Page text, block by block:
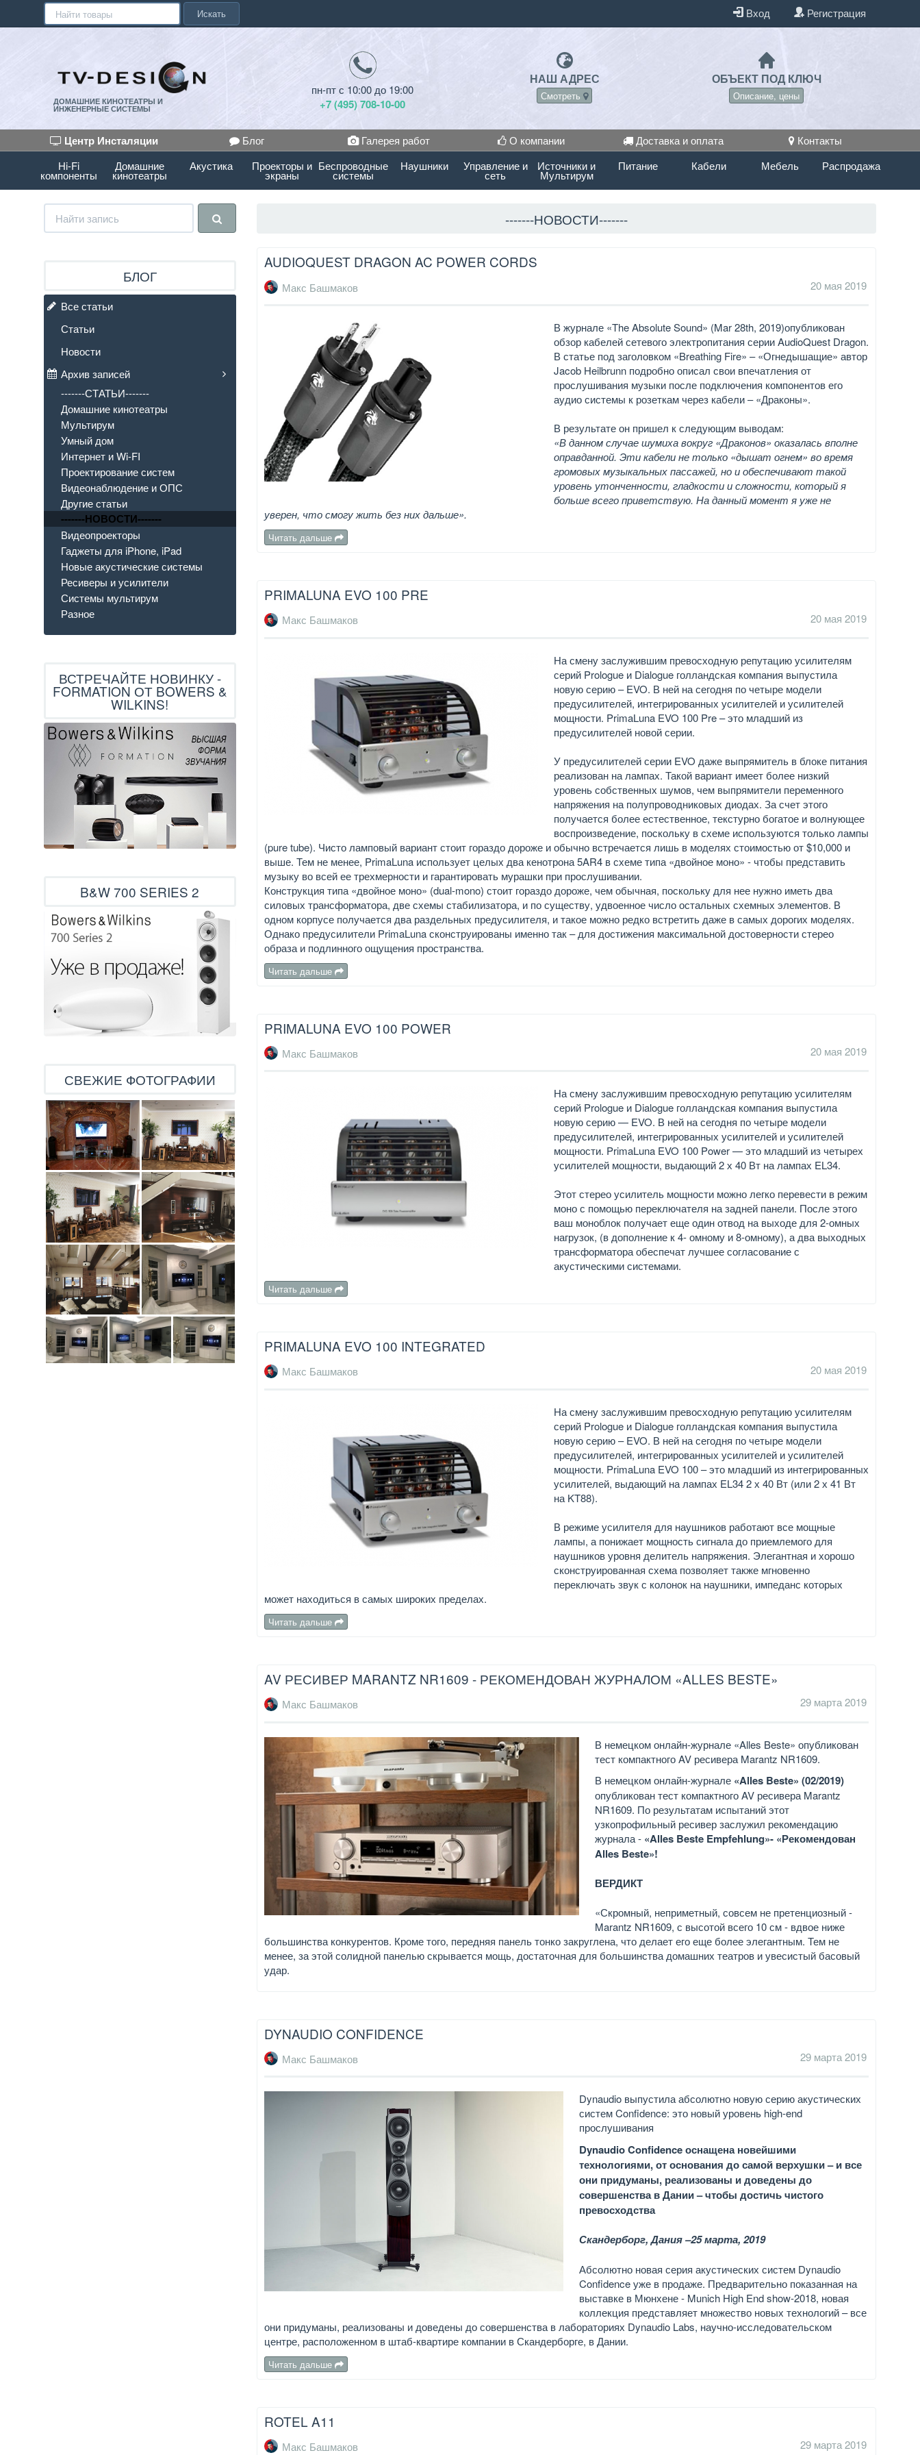
Искать Вход Регистрация
ДОМАШНИЕ КИНОТЕАТРЫ И
ИНЖЕНЕРНЫЕ СИСТЕМЫ
пн-пт с 10:00 до 19:00
+7 (495) 708-10-00
НАШ АДРЕС
Смотреть
ОБЪЕКТ ПОД КЛЮЧ
Описание, цены
Центр Инсталяции Блог Галерея работ О компании Доставка и оплата
Контакты
Hi-Fi
компоненты
Домашние
кинотеатры
Акустика Проекторы и
экраны
Беспроводные
системы
Наушники Управление и
сеть
Источники и
Мультирум
Питание Кабели Мебель Распродажа
-------НОВОСТИ-------
AUDIOQUEST DRAGON AC POWER CORDS
Макс Башмаков 20 мая 2019
В журнале «The Absolute Sound» (Mar 28th, 2019)опубликован
обзор кабелей сетевого электропитания серии AudioQuest Dragon.
В статье под заголовком «Breathing Fire» – «Огнедышащие» автор
Jacob Heilbrunn подробно описал свои впечатления от
прослушивания музыки после подключения компонентов его
аудио системы к розеткам через кабели – «Драконы».
В результате он пришел к следующим выводам:
«В данном случае шумиха вокруг «Драконов» оказалась вполне
оправданной. Эти кабели не только «дышат огнем» во время
громовых музыкальных пассажей, но и обеспечивают такой
уровень утонченности, гладкости и сложности, который я
больше всего приветствую. На данный момент я уже не
уверен, что смогу жить без них дальше».
Читать дальше
PRIMALUNA EVO 100 PRE
Макс Башмаков 20 мая 2019
На смену заслужившим превосходную репутацию усилителям
серий Prologue и Dialogue голландская компания выпустила
новую серию – EVO. В ней на сегодня по четыре модели
предусилителей, интегрированных усилителей и усилителей
мощности. PrimaLuna EVO 100 Pre – это младший из
предусилителей новой серии.
У предусилителей серии EVO даже выпрямитель в блоке питания
реализован на лампах. Такой вариант имеет более низкий
уровень собственных шумов, чем выпрямители переменного
напряжения на полупроводниковых диодах. За счет этого
получается более естественное, текстурно богатое и волнующее
воспроизведение, поскольку в схеме используются только лампы
(pure tube). Чисто ламповый вариант стоит гораздо дороже и обычно встречается лишь в моделях стоимостью от $10,000 и
выше. Тем не менее, PrimaLuna использует целых два кенотрона 5AR4 в схеме типа «двойное моно» - чтобы представить
музыку во всей ее трехмерности и гарантировать мурашки при прослушивании.
Конструкция типа «двойное моно» (dual-mono) стоит гораздо дороже, чем обычная, поскольку для нее нужно иметь два
силовых трансформатора, две схемы стабилизатора, и по существу, удвоенное число остальных схемных элементов. В
одном корпусе получается два раздельных предусилителя, и такое можно редко встретить даже в самых дорогих моделях.
Однако предусилители PrimaLuna сконструированы именно так – для достижения максимальной достоверности стерео
образа и подлинного ощущения пространства.
Читать дальше
PRIMALUNA EVO 100 POWER
Макс Башмаков 20 мая 2019
На смену заслужившим превосходную репутацию усилителям
серий Prologue и Dialogue голландская компания выпустила
новую серию — EVO. В ней на сегодня по четыре модели
предусилителей, интегрированных усилителей и усилителей
мощности. PrimaLuna EVO 100 Power — это младший из четырех
усилителей мощности, выдающий 2 х 40 Вт на лампах EL34.
Этот стерео усилитель мощности можно легко перевести в режим
моно с помощью переключателя на задней панели. После этого
ваш моноблок получает еще один отвод на выходе для 2-омных
нагрузок, (в дополнение к 4- омному и 8-омному), а два выходных
трансформатора обеспечат лучшее согласование с
акустическими системами.
Читать дальше
PRIMALUNA EVO 100 INTEGRATED
Макс Башмаков 20 мая 2019
На смену заслужившим превосходную репутацию усилителям
серий Prologue и Dialogue голландская компания выпустила
новую серию – EVO. В ней на сегодня по четыре модели
предусилителей, интегрированных усилителей и усилителей
мощности. PrimaLuna EVO 100 – это младший из интегрированных
усилителей, выдающий на лампах EL34 2 х 40 Вт (или 2 х 41 Вт
на KT88).
В режиме усилителя для наушников работают все мощные
лампы, а понижает мощность сигнала до приемлемого для
наушников уровня делитель напряжения. Элегантная и хорошо
сконструированная схема позволяет также мгновенно
переключать звук с колонок на наушники, импеданс которых
может находиться в самых широких пределах.
Читать дальше
AV РЕСИВЕР MARANTZ NR1609 - РЕКОМЕНДОВАН ЖУРНАЛОМ «ALLES BESTE»
Макс Башмаков 29 марта 2019
В немецком онлайн-журнале «Alles Beste» опубликован
тест компактного AV ресивера Marantz NR1609.
В немецком онлайн-журнале «Alles Beste» (02/2019)
опубликован тест компактного AV ресивера Marantz
NR1609. По результатам испытаний этот
узкопрофильный ресивер заслужил рекомендацию
журнала - «Alles Beste Empfehlung»- «Рекомендован
Alles Beste»!
ВЕРДИКТ
«Скромный, неприметный, совсем не претенциозный -
Marantz NR1609, с высотой всего 10 см - вдвое ниже
большинства конкурентов. Кроме того, передняя панель тонко закруглена, что делает его еще более элегантным. Тем не
менее, за этой солидной панелью скрывается мощь, достаточная для большинства домашних театров и увесистый басовый
удар.
DYNAUDIO CONFIDENCE
Макс Башмаков 29 марта 2019
Dynaudio выпустила абсолютно новую серию акустических
систем Confidence: это новый уровень high-end
прослушивания
Dynaudio Confidence оснащена новейшими
технологиями, от основания до самой верхушки – и все
они придуманы, реализованы и доведены до
совершенства в Дании – чтобы достичь чистого
превосходства
Скандерборг, Дания –25 марта, 2019
Абсолютно новая серия акустических систем Dynaudio
Confidence уже в продаже. Предварительно показанная на
выставке в Мюнхене - Munich High End show-2018, новая
коллекция представляет множество новых технологий – все
они придуманы, реализованы и доведены до совершенства в лабораториях Dynaudio Labs, научно-исследовательском
центре, расположенном в штаб-квартире компании в Скандерборге, в Дании.
Читать дальше
ROTEL A11
Макс Башмаков 29 марта 2019
БЛОГ
Все статьи
Статьи
Новости
Архив записей
-------СТАТЬИ-------
Домашние кинотеатры
Мультирум
Умный дом
Интернет и Wi-FI
Проектирование систем
Видеонаблюдение и ОПС
Другие статьи
-------НОВОСТИ-------
Видеопроекторы
Гаджеты для iPhone, iPad
Новые акустические системы
Ресиверы и усилители
Системы мультирум
Разное
ВСТРЕЧАЙТЕ НОВИНКУ -
FORMATION ОТ BOWERS &
WILKINS!
B&W 700 SERIES 2
СВЕЖИЕ ФОТОГРАФИИ